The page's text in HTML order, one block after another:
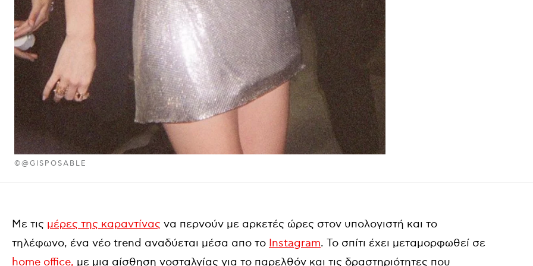
©@GISPOSABLE
Με τις μέρες της καραντίνας να περνούν με αρκετές ώρες στον υπολογιστή και το
τηλέφωνο, ένα νέο trend αναδύεται μέσα απο το Instagram. Το σπίτι έχει μεταμορφωθεί σε
home office, με μια αίσθηση νοσταλγίας για το παρελθόν και τις δραστηριότητες που